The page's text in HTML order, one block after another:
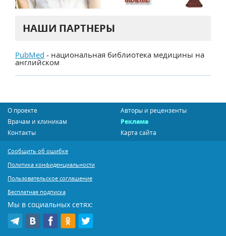
НАШИ ПАРТНЕРЫ
PubMed - национальная библиотека медицины на
английском
О проекте
Авторы и рецензенты
Врачам и клиникам
Реклама
Контакты
Карта сайта
Сообщить об ошибке
Политика конфиденциальности
Пользовательское соглашение
Бесплатная подписка
Мы в социальных сетях: